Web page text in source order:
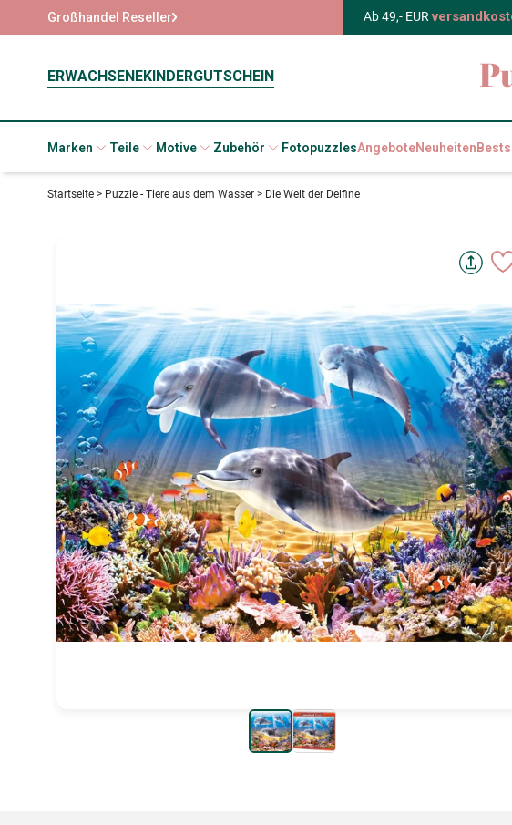
Großhandel Reseller Ab 49,- EUR
ERWACHSENEKINDERGUTSCHEIN
Marken Teile Motive Zubehör FotopuzzlesAngeboteNeuheiten
Startseite > Puzzle - Tiere aus dem Wasser > Die Welt der Delfine